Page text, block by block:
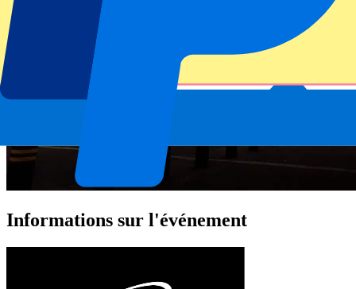
Informations sur l'événement